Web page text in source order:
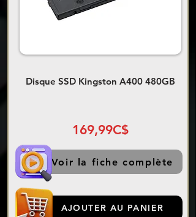
Disque SSD Kingston A400 480GB
169,99C$
Voir la fiche complète
AJOUTER AU PANIER